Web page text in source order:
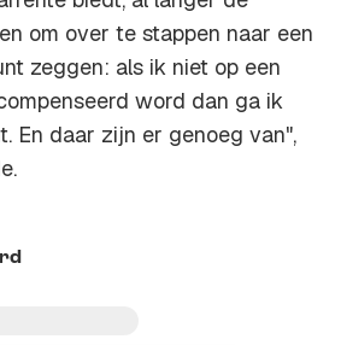
om over te stappen naar een
zeggen: als ik niet op een
word dan ga ik
En daar zijn er genoeg van",